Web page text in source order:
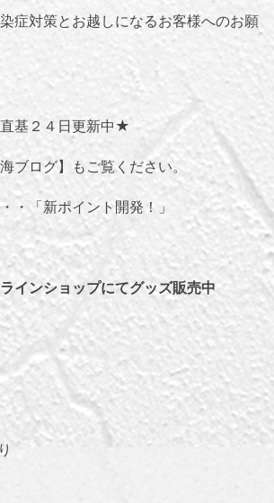
症対策とお越しになるお客様へのお願
基２４日更新中★
ブログ】 もご覧ください。
・「新ポイント開発！」
インショップにてグッズ販売中